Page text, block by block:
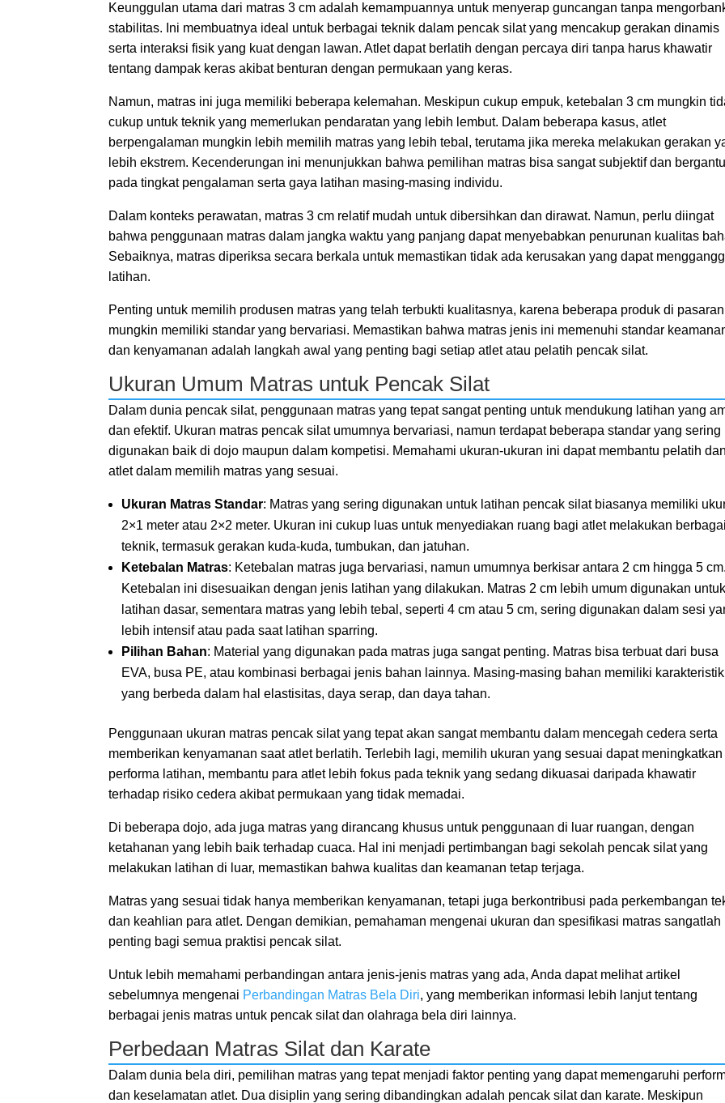
Keunggulan utama dari matras 3 cm adalah kemampuannya untuk menyerap guncangan tanpa
stabilitas. Ini membuatnya ideal untuk berbagai teknik dalam pencak silat yang mencakup gerakan dinamis
serta interaksi fisik yang kuat dengan lawan. Atlet dapat berlatih dengan percaya diri tanpa harus khawatir
tentang dampak keras akibat benturan dengan permukaan yang keras.
Namun, matras ini juga memiliki beberapa kelemahan. Meskipun cukup empuk, ketebalan 3 cm mungkin
cukup untuk teknik yang memerlukan pendaratan yang lebih lembut. Dalam beberapa kasus, atlet
berpengalaman mungkin lebih memilih matras yang lebih tebal, terutama jika mereka melakukan gerakan
lebih ekstrem. Kecenderungan ini menunjukkan bahwa pemilihan matras bisa sangat subjektif dan
pada tingkat pengalaman serta gaya latihan masing-masing individu.
Dalam konteks perawatan, matras 3 cm relatif mudah untuk dibersihkan dan dirawat. Namun, perlu diingat
bahwa penggunaan matras dalam jangka waktu yang panjang dapat menyebabkan penurunan kualitas
Sebaiknya, matras diperiksa secara berkala untuk memastikan tidak ada kerusakan yang dapat
latihan.
Penting untuk memilih produsen matras yang telah terbukti kualitasnya, karena beberapa produk di pasaran
mungkin memiliki standar yang bervariasi. Memastikan bahwa matras jenis ini memenuhi standar
dan kenyamanan adalah langkah awal yang penting bagi setiap atlet atau pelatih pencak silat.
Ukuran Umum Matras untuk Pencak Silat
Dalam dunia pencak silat, penggunaan matras yang tepat sangat penting untuk mendukung latihan yang
dan efektif. Ukuran matras pencak silat umumnya bervariasi, namun terdapat beberapa standar yang sering
digunakan baik di dojo maupun dalam kompetisi. Memahami ukuran-ukuran ini dapat membantu pelatih dan
atlet dalam memilih matras yang sesuai.
Ukuran Matras Standar: Matras yang sering digunakan untuk latihan pencak silat biasanya memiliki
2×1 meter atau 2×2 meter. Ukuran ini cukup luas untuk menyediakan ruang bagi atlet melakukan berbagai
teknik, termasuk gerakan kuda-kuda, tumbukan, dan jatuhan.
Ketebalan Matras: Ketebalan matras juga bervariasi, namun umumnya berkisar antara 2 cm hingga 5 cm.
Ketebalan ini disesuaikan dengan jenis latihan yang dilakukan. Matras 2 cm lebih umum digunakan untuk
latihan dasar, sementara matras yang lebih tebal, seperti 4 cm atau 5 cm, sering digunakan dalam sesi
lebih intensif atau pada saat latihan sparring.
Pilihan Bahan: Material yang digunakan pada matras juga sangat penting. Matras bisa terbuat dari busa
EVA, busa PE, atau kombinasi berbagai jenis bahan lainnya. Masing-masing bahan memiliki karakteristik
yang berbeda dalam hal elastisitas, daya serap, dan daya tahan.
Penggunaan ukuran matras pencak silat yang tepat akan sangat membantu dalam mencegah cedera serta
memberikan kenyamanan saat atlet berlatih. Terlebih lagi, memilih ukuran yang sesuai dapat meningkatkan
performa latihan, membantu para atlet lebih fokus pada teknik yang sedang dikuasai daripada khawatir
terhadap risiko cedera akibat permukaan yang tidak memadai.
Di beberapa dojo, ada juga matras yang dirancang khusus untuk penggunaan di luar ruangan, dengan
ketahanan yang lebih baik terhadap cuaca. Hal ini menjadi pertimbangan bagi sekolah pencak silat yang
melakukan latihan di luar, memastikan bahwa kualitas dan keamanan tetap terjaga.
Matras yang sesuai tidak hanya memberikan kenyamanan, tetapi juga berkontribusi pada perkembangan
dan keahlian para atlet. Dengan demikian, pemahaman mengenai ukuran dan spesifikasi matras sangatlah
penting bagi semua praktisi pencak silat.
Untuk lebih memahami perbandingan antara jenis-jenis matras yang ada, Anda dapat melihat artikel
sebelumnya mengenai Perbandingan Matras Bela Diri, yang memberikan informasi lebih lanjut tentang
berbagai jenis matras untuk pencak silat dan olahraga bela diri lainnya.
Perbedaan Matras Silat dan Karate
Dalam dunia bela diri, pemilihan matras yang tepat menjadi faktor penting yang dapat memengaruhi
dan keselamatan atlet. Dua disiplin yang sering dibandingkan adalah pencak silat dan karate. Meskipun